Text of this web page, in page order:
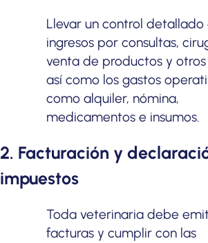
Llevar un control detallado
ingresos por consultas,
venta de productos y otros
así como los gastos
como alquiler, nómina,
medicamentos e insumos.
2. Facturación y
impuestos
Toda veterinaria debe
facturas y cumplir con las